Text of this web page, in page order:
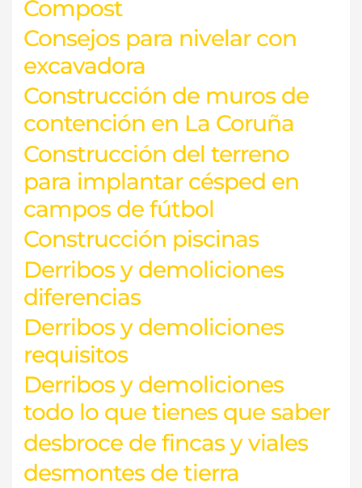
Compost
Consejos para nivelar con
excavadora
Construcción de muros de
contención en La Coruña
Construcción del terreno
para implantar césped en
campos de fútbol
Construcción piscinas
Derribos y demoliciones
diferencias
Derribos y demoliciones
requisitos
Derribos y demoliciones
todo lo que tienes que saber
desbroce de fincas y viales
desmontes de tierra